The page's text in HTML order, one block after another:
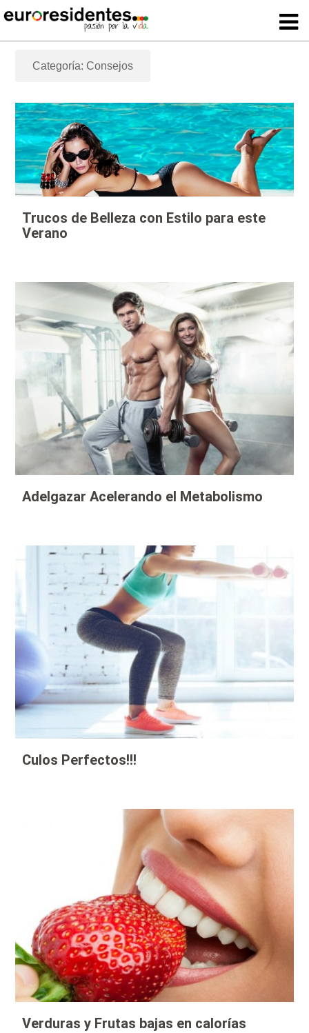
Categoría: Consejos
Trucos de Belleza con Estilo para este
Verano
Adelgazar Acelerando el Metabolismo
Culos Perfectos!!!
Verduras y Frutas bajas en calorías